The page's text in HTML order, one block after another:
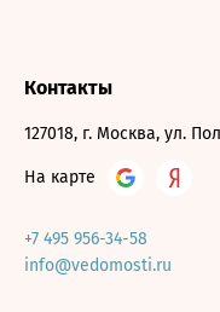
Контакты
127018, г. Москва, ул.
На карте
+7 495 956-34-58
info@vedomosti.ru